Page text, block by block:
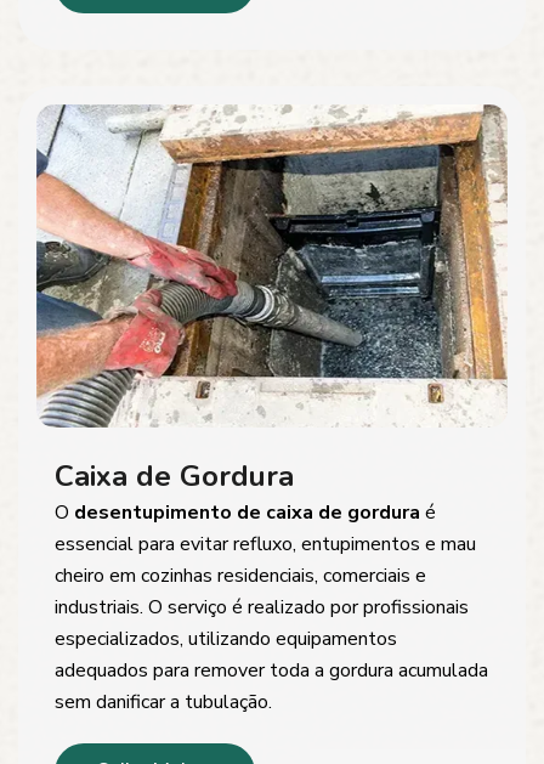
Caixa de Gordura
O desentupimento de caixa de gordura é
essencial para evitar refluxo, entupimentos e mau
cheiro em cozinhas residenciais, comerciais e
industriais. O serviço é realizado por profissionais
especializados, utilizando equipamentos
adequados para remover toda a gordura acumulada
sem danificar a tubulação.